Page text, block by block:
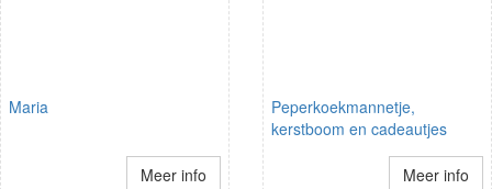
Maria
Meer info
Peperkoekmannetje,
kerstboom en cadeautjes
Meer info